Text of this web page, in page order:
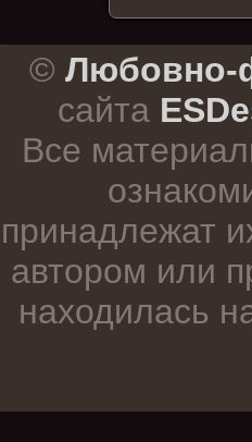
© Любовно-
сайта
Все
принадлежат
автором или
находилась